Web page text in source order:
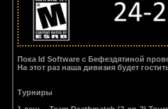
Пока Id Software с Бефездятиной
На этот раз наша дивизия будет
Турниры